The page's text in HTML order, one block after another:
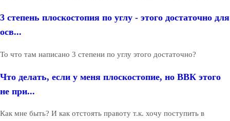
3 степень плоскостопия по углу - этого достаточно для
осв...
То что там написано 3 степени по углу этого достаточно?
Что делать, если у меня плоскостопие, но ВВК этого
не при...
Как мне быть? И как отстоять правоту т.к. хочу поступить в